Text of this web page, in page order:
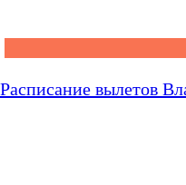
Расписание вылетов